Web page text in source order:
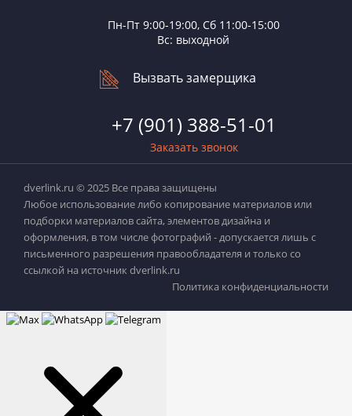
Пн-Пт 9:00-19:00, Сб 11:00-15:00
Вс: выходной
Вызвать замерщика
+7 (901) 388-51-01
Заказать звонок
dverlink.ru © 2025 Все права защищены
Любое использование либо копирование материалов или
подборки материалов сайта, элементов дизайна и
оформления, в том числе фотографий - допускается лишь с
письменного разрешения правообладателя и только со
ссылкой на источник dverlink.ru
Политика конфиденциальности